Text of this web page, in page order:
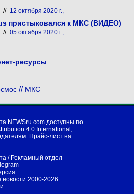
// 12 октября 2020 г.,
пристыковался к МКС (ВИДЕО)
// 05 октября 2020 г.,
ресурсы
// МКС
NEWSru.com доступны по
4.0 International ,
Прайс-лист на
/ Рекламный отдел
2000-2026